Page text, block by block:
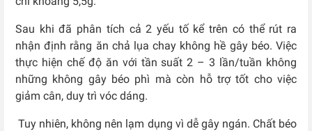
Sau khi đã phân tích cả 2 yếu tố kể trên có thể rút ra
nhận định rằng ăn chả lụa chay không hề gây béo. Việc
thực hiện chế độ ăn với tần suất 2 – 3 lần/tuần không
những không gây béo phì mà còn hỗ trợ tốt cho việc
giảm cân, duy trì vóc dáng.
Tuy nhiên, không nên lạm dụng vì dễ gây ngán. Chất béo